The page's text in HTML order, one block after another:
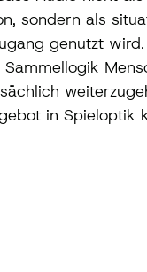
sondern als
genutzt
in Spieloptik